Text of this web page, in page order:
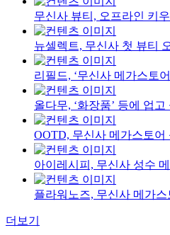
무신사 뷰티, 오프라인 키
뉴셀렉트, 무신사 첫 뷰티
리필드, ‘무신사 메가스토
올다무, ‘화장품’ 등에 업고
OOTD, 무신사 메가스토어
아이레시피, 무신사 성수
플라워노즈, 무신사 메가
더보기